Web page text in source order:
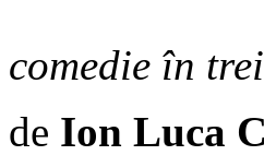
comedie în
de Ion Luca